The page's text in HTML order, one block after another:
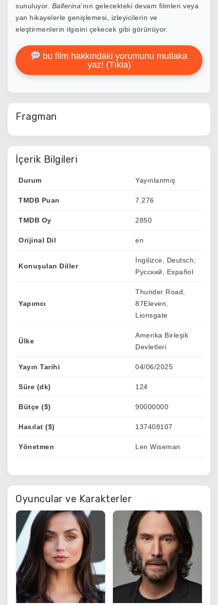
sunuluyor. Ballerina’nın gelecekteki devam filmleri veya
yan hikayelerle genişlemesi, izleyicilerin ve
eleştirmenlerin ilgisini çekecek gibi görünüyor.
bu film hakkındaki yorumunu mutlaka
yaz! (Tıkla)
Fragman
İçerik Bilgileri
Durum Yayınlanmış
TMDB Puan 7.276
TMDB Oy 2850
Orijinal Dil en
Konuşulan Diller
İngilizce, Deutsch,
Pусский, Español
Yapımcı
Thunder Road,
87Eleven,
Lionsgate
Ülke
Amerika Birleşik
Devletleri
Yayın Tarihi 04/06/2025
Süre (dk) 124
Bütçe ($) 90000000
Hasılat ($) 137408107
Yönetmen Len Wiseman
Oyuncular ve Karakterler